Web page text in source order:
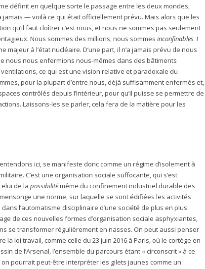
définit en quelque sorte le passage entre les deux mondes,
jamais — voilà ce qui était officiellement prévu. Mais alors que les
qu’il faut cloîtrer c’est nous, et nous ne sommes pas seulement
Nous sommes des millions, nous sommes inconfinables !
majeur à l’état nucléaire. D’une part, il n’a jamais prévu de nous
nous nous enfermions nous-mêmes dans des bâtiments
ce qui est une vision relative et paradoxale du
pour la plupart d’entre nous, déjà suffisamment enfermés et,
contrôlés depuis l’Intérieur, pour qu’il puisse se permettre de
Laissons-les se parler, cela fera de la matière pour les
ici, se manifeste donc comme un régime d’isolement à
C’est une organisation sociale suffocante, qui s’est
de la possibilitémême du confinement industriel durable des
une norme, sur laquelle se sont édifiées les activités
l’automatisme disciplinaire d’une société de plus en plus
de ces nouvelles formes d’organisation sociale asphyxiantes,
se transformer régulièrement en nasses. On peut aussi penser
loi travail, comme celle du 23 juin 2016 à Paris, où le cortège en
de l’Arsenal, l’ensemble du parcours étant « circonscrit » à ce
pourrait peut-être interpréter les gilets jaunes comme un